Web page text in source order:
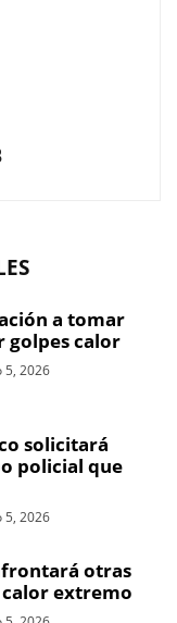
a tomar
golpes calor
5, 2026
solicitará
policial que
5, 2026
otras
calor extremo